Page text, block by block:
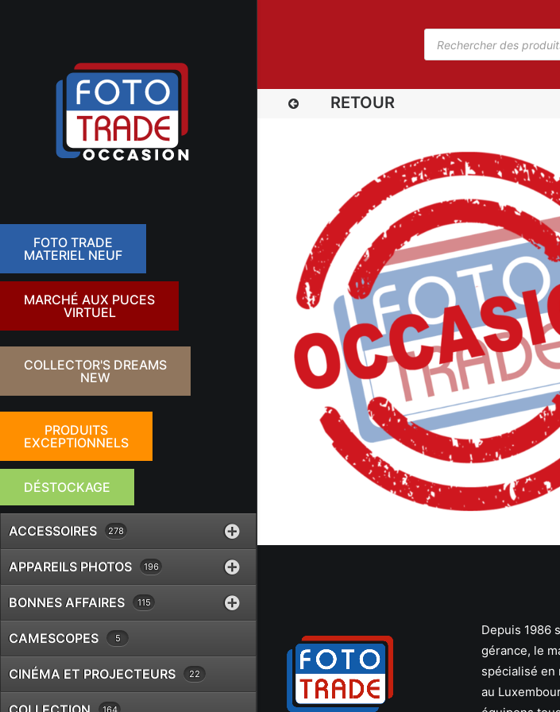
FOTO TRADE
MATERIEL NEUF
MARCHÉ AUX PUCES
VIRTUEL
COLLECTOR'S DREAMS
NEW
PRODUITS
EXCEPTIONNELS
DÉSTOCKAGE
ACCESSOIRES 278
APPAREILS PHOTOS 196
BONNES AFFAIRES 115
CAMESCOPES 5
CINÉMA ET PROJECTEURS 22
164
RETOUR
Depuis 1986
gérance, le
spécialisé en
au